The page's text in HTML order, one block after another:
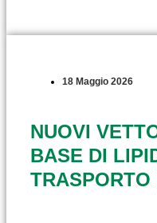
18 Maggio 2026
NUOVI
BASE DI
TRASPORTO